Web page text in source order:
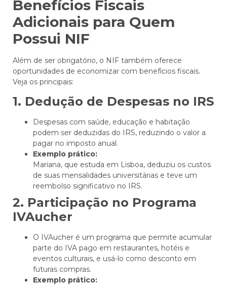
Benefícios Fiscais
Adicionais para Quem
Possui NIF
Além de ser obrigatório, o NIF também oferece
oportunidades de economizar com benefícios fiscais.
Veja os principais:
1. Dedução de Despesas no IRS
Despesas com saúde, educação e habitação
podem ser deduzidas do IRS, reduzindo o valor a
pagar no imposto anual.
Exemplo prático:
Mariana, que estuda em Lisboa, deduziu os custos
de suas mensalidades universitárias e teve um
reembolso significativo no IRS.
2. Participação no Programa
IVAucher
O IVAucher é um programa que permite acumular
parte do IVA pago em restaurantes, hotéis e
eventos culturais, e usá-lo como desconto em
futuras compras.
Exemplo prático: